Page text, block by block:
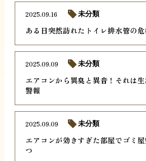
ある日突然訪れたトイレ排水管の
2025.09.16 未分類
エアコンから異臭と異音！それは
警報
2025.09.09 未分類
エアコンが効きすぎた部屋でゴミ
つ
2025.09.09 未分類